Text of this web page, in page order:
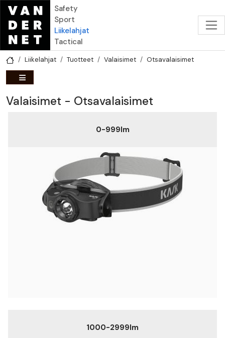
Hyppää pääsisältöön
Safety
Sport
Liikelahjat
Tactical
Liikelahjat Tuotteet Valaisimet Otsavalaisimet
Valaisimet - Otsavalaisimet
0-999lm
1000-2999lm